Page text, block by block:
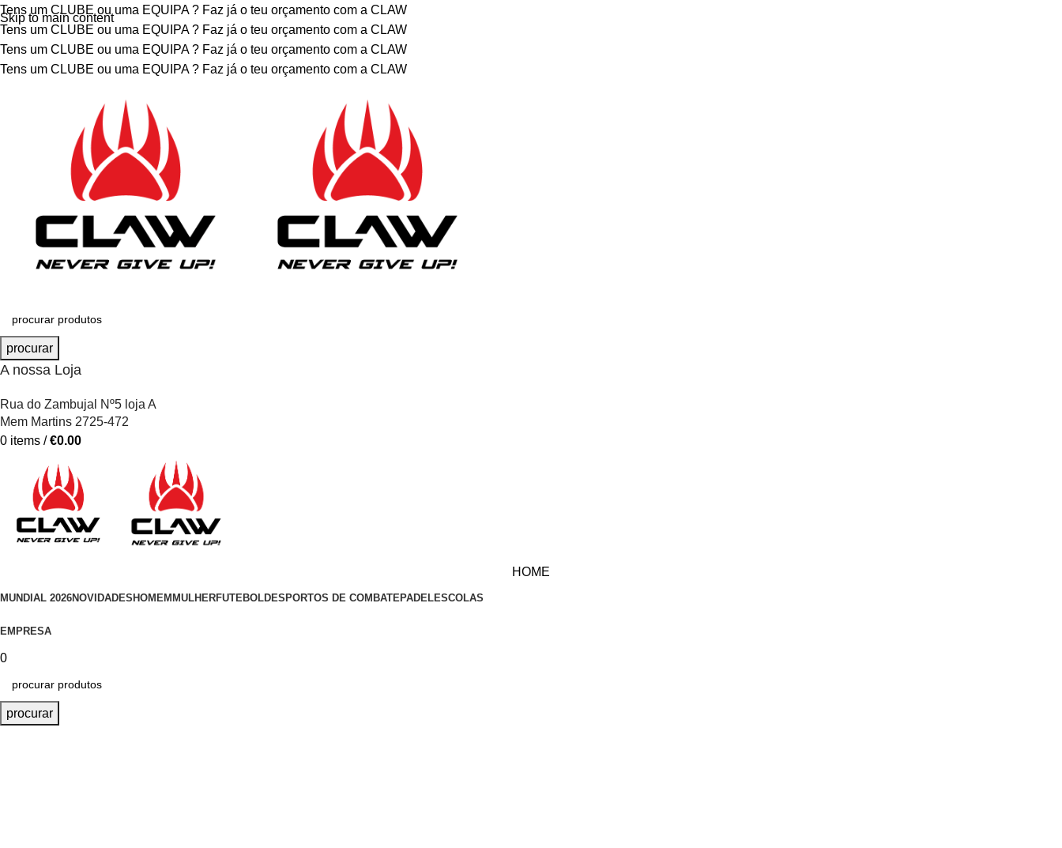
Skip to main content
Tens um CLUBE ou uma EQUIPA ? Faz já o teu orçamento com a CLAW
Tens um CLUBE ou uma EQUIPA ? Faz já o teu orçamento com a CLAW
Tens um CLUBE ou uma EQUIPA ? Faz já o teu orçamento com a CLAW
Tens um CLUBE ou uma EQUIPA ? Faz já o teu orçamento com a CLAW
procurar
A nossa Loja
Rua do Zambujal Nº5 loja A
Mem Martins 2725-472
0 items / €0.00
HOME
MUNDIAL 2026NOVIDADESHOMEMMULHERFUTEBOLDESPORTOS DE COMBATEPADELESCOLAS
EMPRESA
0
procurar